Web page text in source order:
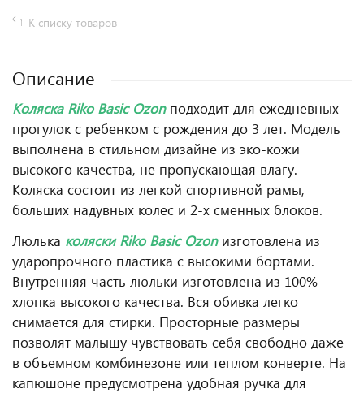
К списку товаров
Описание
Коляска Riko Basic Ozon подходит для ежедневных
прогулок с ребенком с рождения до 3 лет. Модель
выполнена в стильном дизайне из эко-кожи
высокого качества, не пропускающая влагу.
Коляска состоит из легкой спортивной рамы,
больших надувных колес и 2-х сменных блоков.
Люлька коляскиRiko Basic Ozon изготовлена из
ударопрочного пластика с высокими бортами.
Внутренняя часть люльки изготовлена из 100%
хлопка высокого качества. Вся обивка легко
снимается для стирки. Просторные размеры
позволят малышу чувствовать себя свободно даже
в объемном комбинезоне или теплом конверте. На
капюшоне предусмотрена удобная ручка для